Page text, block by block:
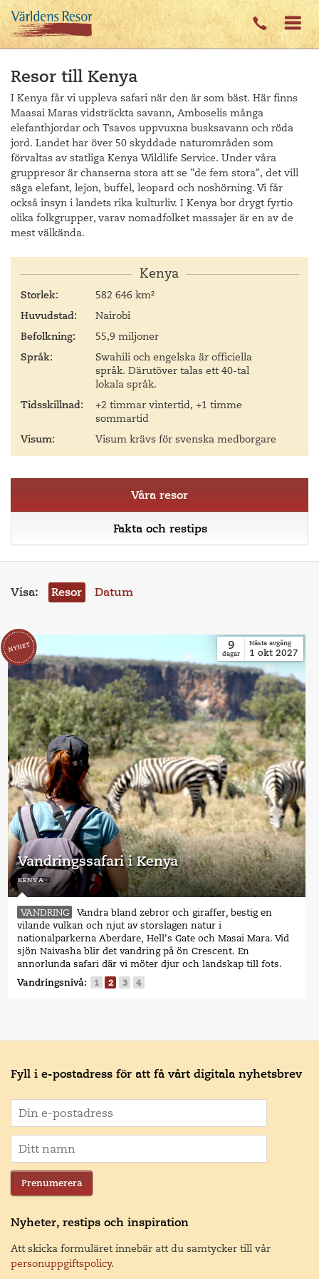
Resor till Kenya
I Kenya får vi uppleva safari när den är som bäst. Här finns
Maasai Maras vidsträckta savann, Amboselis många
elefanthjordar och Tsavos uppvuxna busksavann och röda
jord. Landet har över 50 skyddade naturområden som
förvaltas av statliga Kenya Wildlife Service. Under våra
gruppresor är chanserna stora att se "de fem stora", det vill
säga elefant, lejon, buffel, leopard och noshörning. Vi får
också insyn i landets rika kulturliv. I Kenya bor drygt fyrtio
olika folkgrupper, varav nomadfolket massajer är en av de
mest välkända.
Kenya
Storlek:
582 646 km²
Huvudstad:
Nairobi
Befolkning:
55,9 miljoner
Språk:
Swahili och engelska är officiella
språk. Därutöver talas ett 40-tal
lokala språk.
Tidsskillnad:
+2 timmar vintertid, +1 timme
sommartid
Visum:
Visum krävs för svenska medborgare
Våra resor
Fakta och restips
Visa: Resor Datum
Vandringssafari i Kenya
kenya
9
dagar
Nästa avgång
1okt 2027
VANDRING
Vandra bland zebror och giraffer, bestig en
vilande vulkan och njut av storslagen natur i
nationalparkerna Aberdare, Hell's Gate och Masai Mara. Vid
sjön Naivasha blir det vandring på ön Crescent. En
annorlunda safari där vi möter djur och landskap till fots.
Vandringsnivå: 1 2 3 4
Fyll i e-postadress för att få vårt digitala nyhetsbrev
Prenumerera
Nyheter, restips och inspiration
Att skicka formuläret innebär att du samtycker till vår
personuppgiftspolicy.